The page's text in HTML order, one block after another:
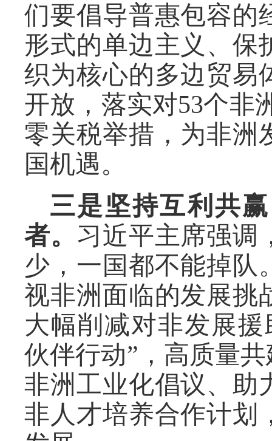
们要倡导普惠包容的
形式的单边主义、保
织为核心的多边贸易
开放，落实对53个非
零关税举措，为非洲
国机遇。
三是坚持互利共
者。 习近平主席强调
少，一国都不能掉队
视非洲面临的发展挑
大幅削减对非发展
伙伴行动”，高质量
非洲工业化倡议、助
非人才培养合作计划